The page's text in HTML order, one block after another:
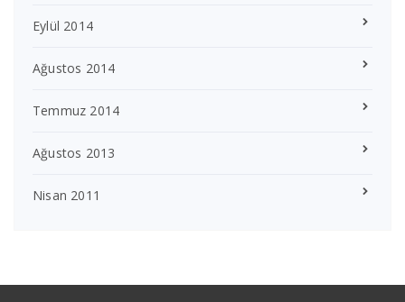
Eylül 2014
Ağustos 2014
Temmuz 2014
Ağustos 2013
Nisan 2011